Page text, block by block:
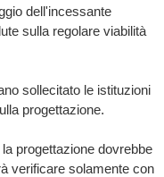
dell'incessante
sulla regolare viabilità
sollecitato le istituzioni
progettazione.
progettazione dovrebbe
verificare solamente con